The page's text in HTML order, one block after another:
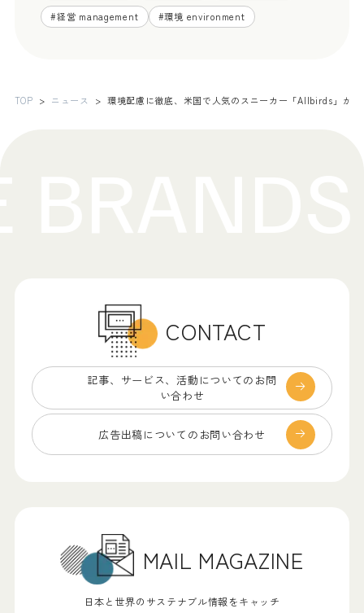
#経営 management #環境 environment
TOP ニュース 環境配慮に徹底、米国で人気のスニーカー「Allbirds」が日
CONTACT
記事、サービス、 活動についてのお問
い合わせ
広告出稿についての お問い合わせ
MAIL MAGAZINE
日本と世界のサステナブル情報をキャッチ